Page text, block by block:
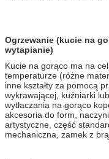
Ogrzewanie (kucie na
wytapianie)
Kucie na gorąco ma na
temperaturze (różne
inne kształty za pomocą
wykrawającej, kuźniarki
wytłaczania na gorąco
akcesoria do form,
artystyczne, część
mechaniczna, zamek z